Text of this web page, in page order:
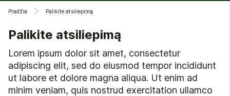
Pradžia Palikite atsiliepimą
Palikite atsiliepimą
Lorem ipsum dolor sit amet, consectetur
adipiscing elit, sed do eiusmod tempor incididunt
ut labore et dolore magna aliqua. Ut enim ad
minim veniam, quis nostrud exercitation ullamco